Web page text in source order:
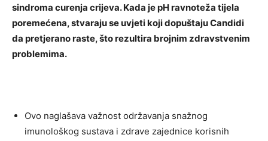
sindroma curenja crijeva. Kada je pH ravnoteža tijela
poremećena, stvaraju se uvjeti koji dopuštaju Candidi
da pretjerano raste, što rezultira brojnim zdravstvenim
problemima.
Ovo naglašava važnost održavanja snažnog
imunološkog sustava i zdrave zajednice korisnih